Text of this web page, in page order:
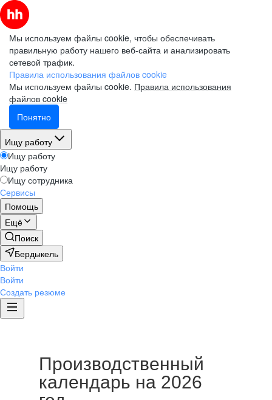
Мы используем файлы cookie, чтобы обеспечивать
правильную работу нашего веб-сайта и анализировать
сетевой трафик.
Правила использования файлов cookie
Мы используем файлы cookie. Правила использования
файлов cookie
Понятно
Ищу работу
Ищу работу
Ищу работу
Ищу сотрудника
Сервисы
Помощь
Ещё
Поиск
Бердыкель
Войти
Войти
Создать резюме
Производственный
календарь на 2026